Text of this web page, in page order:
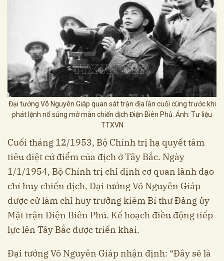
Đại tướng Võ Nguyên Giáp quan sát trận địa lần cuối cùng trước khi
phát lệnh nổ súng mở màn chiến dịch Điện Biên Phủ. Ảnh: Tư liệu
TTXVN
Cuối tháng 12/1953, Bộ Chính trị hạ quyết tâm
tiêu diệt cứ điểm của địch ở Tây Bắc. Ngày
1/1/1954, Bộ Chính trị chỉ định cơ quan lãnh đạo
chỉ huy chiến dịch. Đại tướng Võ Nguyên Giáp
được cử làm chỉ huy trưởng kiêm Bí thư Đảng ủy
Mặt trận Điện Biên Phủ. Kế hoạch điều động tiếp
lực lên Tây Bắc được triển khai.
Đại tướng Võ Nguyên Giáp nhận định: “Đây sẽ là